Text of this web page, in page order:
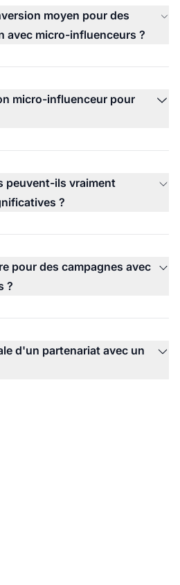
moyen pour des
avec micro-influenceurs ?
micro-influenceur pour
peuvent-ils vraiment
?
pour des campagnes avec
?
d'un partenariat avec un